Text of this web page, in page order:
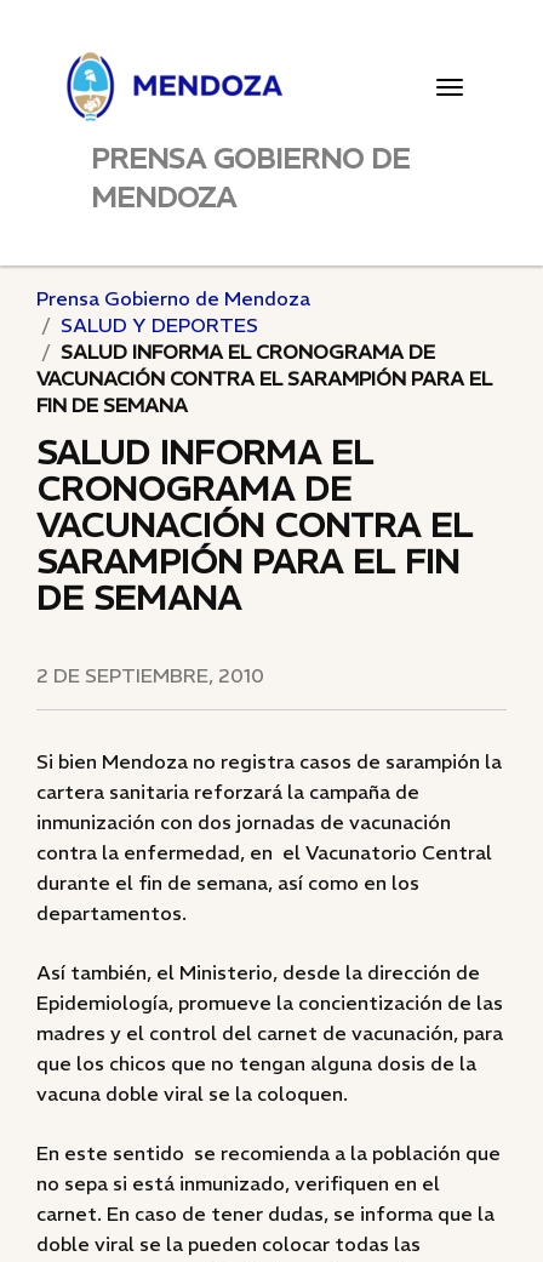
Toggle
PRENSA GOBIERNO DE
MENDOZA
Prensa Gobierno de Mendoza
SALUD Y DEPORTES
SALUD INFORMA EL CRONOGRAMA DE
VACUNACIÓN CONTRA EL SARAMPIÓN PARA EL
FIN DE SEMANA
SALUD INFORMA EL
CRONOGRAMA DE
VACUNACIÓN CONTRA EL
SARAMPIÓN PARA EL FIN
DE SEMANA
2 DE SEPTIEMBRE, 2010
Si bien Mendoza no registra casos de sarampión la
cartera sanitaria reforzará la campaña de
inmunización con dos jornadas de vacunación
contra la enfermedad, en el Vacunatorio Central
durante el fin de semana, así como en los
departamentos.
Así también, el Ministerio, desde la dirección de
Epidemiología, promueve la concientización de las
madres y el control del carnet de vacunación, para
que los chicos que no tengan alguna dosis de la
vacuna doble viral se la coloquen.
En este sentido se recomienda a la población que
no sepa si está inmunizado, verifiquen en el
carnet. En caso de tener dudas, se informa que la
doble viral se la pueden colocar todas las